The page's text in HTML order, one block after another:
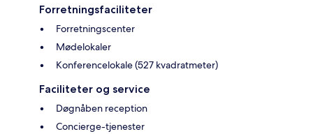
Forretningsfaciliteter
Forretningscenter
Mødelokaler
Konferencelokale (527 kvadratmeter)
Faciliteter og service
Døgnåben reception
Concierge-tjenester